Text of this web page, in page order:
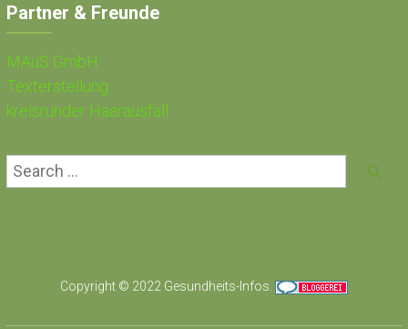
Partner & Freunde
MAuS GmbH
Texterstellung
kreisrunder Haarausfall
Copyright © 2022 Gesundheits-Infos